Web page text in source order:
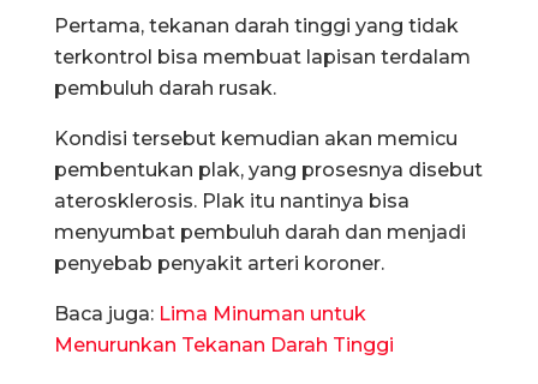
Pertama, tekanan darah tinggi yang tidak
terkontrol bisa membuat lapisan terdalam
pembuluh darah rusak.
Kondisi tersebut kemudian akan memicu
pembentukan plak, yang prosesnya disebut
aterosklerosis. Plak itu nantinya bisa
menyumbat pembuluh darah dan menjadi
penyebab penyakit arteri koroner.
Baca juga: Lima Minuman untuk
Menurunkan Tekanan Darah Tinggi